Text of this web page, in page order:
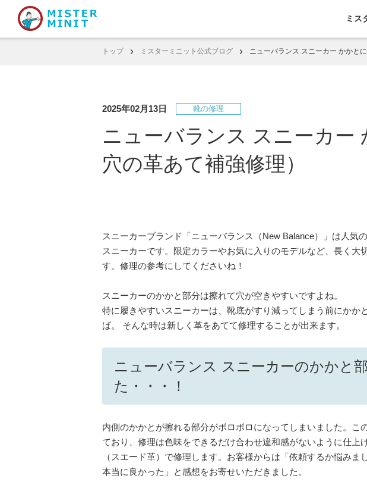
ミス
トップ ミスターミニット公式ブログ ニューバランス スニーカー かかと
2025年02月13日 靴の修理
ニューバランス スニーカー
穴の革あて補強修理）
スニーカーブランド「ニューバランス（New Balance）」は人気
スニーカーです。限定カラーやお気に入りのモデルなど、長く大
す。修理の参考にしてくださいね！
スニーカーのかかと部分は擦れて穴が空きやすいですよね。
特に履きやすいスニーカーは、靴底がすり減ってしまう前にかか
ば。 そんな時は新しく革をあてて修理することが出来ます。
ニューバランス スニーカーのかかと
た・・・！
内側のかかとが擦れる部分がボロボロになってしまいました。こ
ており、修理は色味をできるだけ合わせ違和感がないように仕上
（スエード革）で修理します。お客様からは「依頼するか悩み
本当に良かった」と感想をお寄せいただきました。